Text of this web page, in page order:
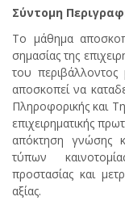
Σύντομη
Το μάθημα
σημασίας της
του
αποσκοπεί να
Πληροφορικής και
επιχειρηματικής
απόκτηση γνώσης
τύπων
προστασίας και
αξίας.